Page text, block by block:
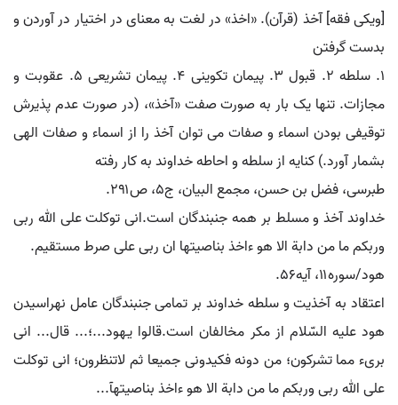
[ویکی فقه] آخذ (قرآن). «اخذ» در لغت به معنای در اختیار در آوردن و
بدست گرفتن
۱. سلطه ۲. قبول ۳. پیمان تکوینی ۴. پیمان تشریعی ۵. عقوبت و
مجازات. تنها یک بار به صورت صفت «آخذ»، (در صورت عدم پذیرش
توقیفی بودن اسماء و صفات می توان آخذ را از اسماء و صفات الهی
بشمار آورد.) کنایه از سلطه و احاطه خداوند به کار رفته
طبرسی، فضل بن حسن، مجمع البیان، ج۵، ص۲۹۱.
خداوند آخذ و مسلط بر همه جنبندگان است.انی توکلت علی الله ربی
وربکم ما من دابة الا هو ءاخذ بناصیتها ان ربی علی صرط مستقیم.
هود/سوره۱۱، آیه۵۶.
اعتقاد به آخذیت و سلطه خداوند بر تمامی جنبندگان عامل نهراسیدن
هود علیه السّلام از مکر مخالفان است.قالوا یـهود...؛... قال... انی
بریء مما تشرکون؛ من دونه فکیدونی جمیعا ثم لاتنظرون؛ انی توکلت
علی الله ربی وربکم ما من دابة الا هو ءاخذ بناصیتهآ...